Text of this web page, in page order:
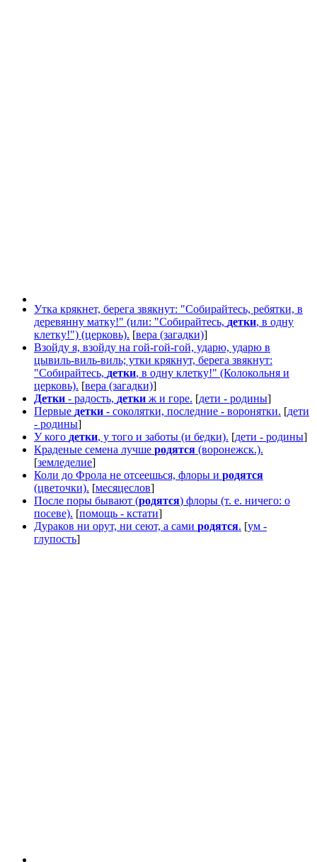
Утка крякнет, берега звякнут: "Собирайтесь, ребятки, в
деревянну матку!" (или: "Собирайтесь, детки, в одну
клетку!") (церковь). [вера (загадки)]
Взойду я, взойду на гой-гой-гой, ударю, ударю в
цывиль-виль-виль; утки крякнут, берега звякнут:
"Собирайтесь, детки, в одну клетку!" (Колокольня и
церковь). [вера (загадки)]
Детки - радость, детки ж и горе. [дети - родины]
Первые детки - соколятки, последние - воронятки. [дети
- родины]
У кого детки, у того и заботы (и бедки). [дети - родины]
Краденые семена лучше родятся (воронежск.).
[земледелие]
Коли до Фрола не отсеешься, флоры и родятся
(цветочки). [месяцеслов]
После поры бывают (родятся) флоры (т. е. ничего: о
посеве). [помощь - кстати]
Дураков ни орут, ни сеют, а сами родятся. [ум -
глупость]